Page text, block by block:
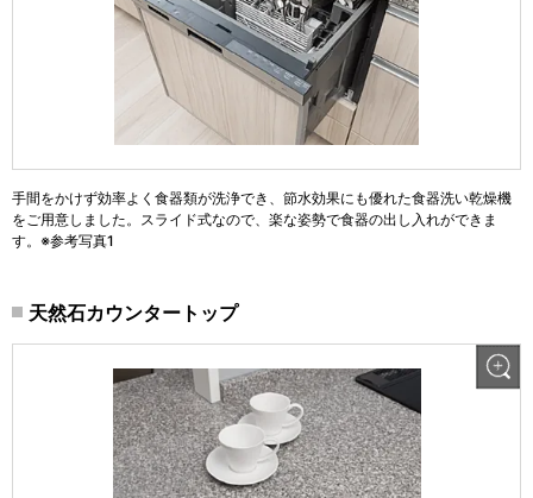
手間をかけず効率よく食器類が洗浄でき、節水効果にも優れた食器洗い乾燥機
をご用意しました。スライド式なので、楽な姿勢で食器の出し入れができま
す。※参考写真1
天然石カウンタートップ